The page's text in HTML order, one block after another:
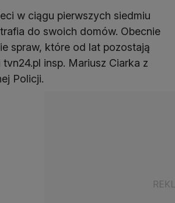
w ciągu pierwszych siedmiu
do swoich domów. Obecnie
spraw, które od lat pozostają
insp. Mariusz Ciarka z
Policji.